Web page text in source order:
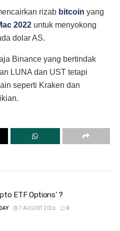
rizab bitcoin yang
2022 untuk menyokong
dolar AS.
Binance yang bertindak
LUNA dan UST tetapi
seperti Kraken dan
ETF Options’ ?
7 AUGUST 2026 0